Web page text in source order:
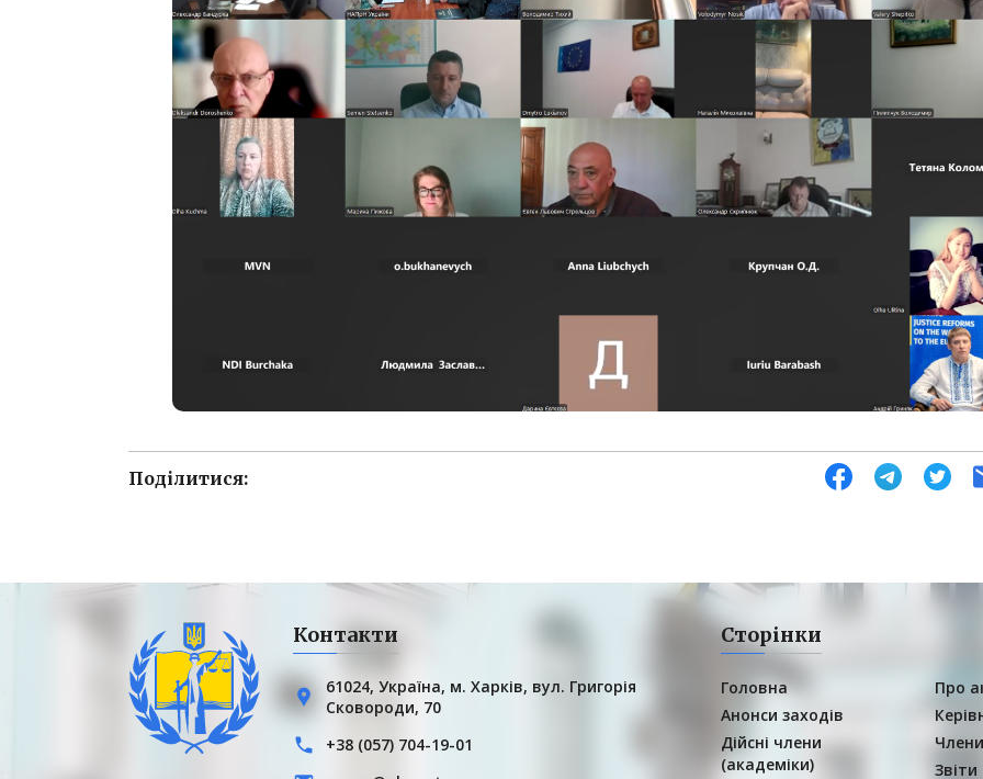
Поділитися:
Контакти
61024, Українa, м. Харків, вул. Григорія
Сковороди, 70
+38 (057) 704-19-01
Сторінки
Головна
Анонси заходів
Дійсні члени
(академіки)
Про
Звіти